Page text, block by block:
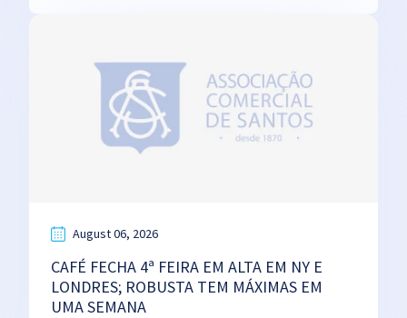
August 06, 2026
CAFÉ FECHA 4ª FEIRA EM ALTA EM NY E
LONDRES; ROBUSTA TEM MÁXIMAS EM
UMA SEMANA